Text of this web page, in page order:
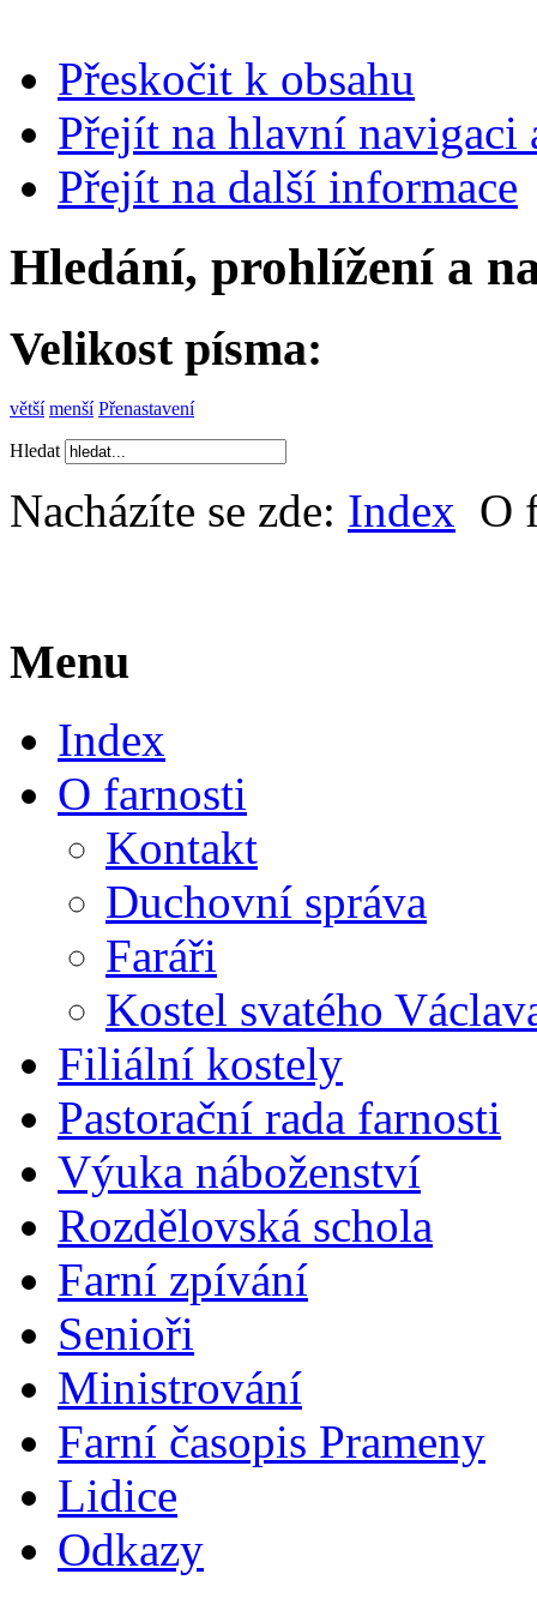
Přeskočit k obsahu
Přejít na hlavní navigaci
Přejít na další informace
Hledání, prohlížení a
Velikost písma:
větší menší Přenastavení
Hledat
Nacházíte se zde: Index O
Menu
Index
O farnosti
Kontakt
Duchovní správa
Faráři
Kostel svatého
Filiální kostely
Pastorační rada farnosti
Výuka náboženství
Rozdělovská schola
Farní zpívání
Senioři
Ministrování
Farní časopis Prameny
Lidice
Odkazy